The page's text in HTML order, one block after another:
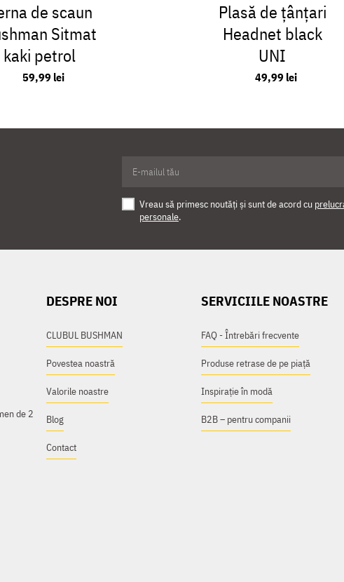
de scaun
Sitmat
kaki petrol
59,99 lei
Plasă de țânțari
Headnet black
UNI
49,99 lei
Vreau să primesc noutăți și sunt de acord cu
personale.
de 2
DESPRE NOI
CLUBUL BUSHMAN
Povestea noastră
Valorile noastre
Blog
Contact
SERVICIILE NOASTRE
FAQ - Întrebări frecvente
Produse retrase de pe piață
Inspirație în modă
B2B – pentru companii